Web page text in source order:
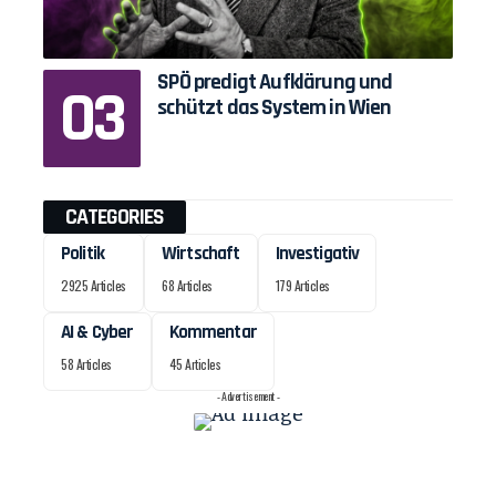
SPÖ predigt Aufklärung und
schützt das System in Wien
CATEGORIES
Politik
2925 Articles
Wirtschaft
68 Articles
Investigativ
179 Articles
AI & Cyber
58 Articles
Kommentar
45 Articles
- Advertisement -